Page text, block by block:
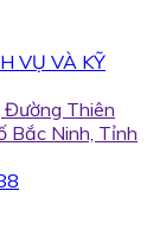
VỤ VÀ KỸ
Đường Thiên
Bắc Ninh, Tỉnh